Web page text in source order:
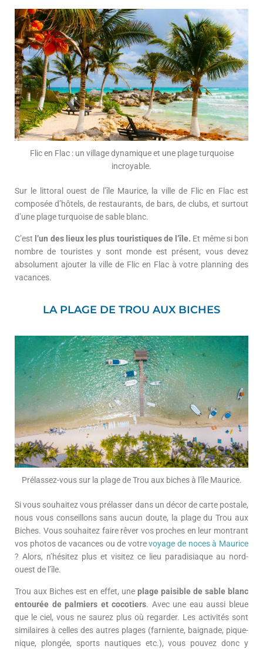
Flic en Flac : un village dynamique et une plage turquoise
incroyable.
Sur le littoral ouest de l’île Maurice, la ville de Flic en Flac est
composée d’hôtels, de restaurants, de bars, de clubs, et surtout
d’une plage turquoise de sable blanc.
C’est l’un des lieux les plus touristiques de l’île. Et même si bon
nombre de touristes y sont monde est présent, vous devez
absolument ajouter la ville de Flic en Flac à votre planning des
vacances.
LA PLAGE DE TROU AUX BICHES
Prélassez-vous sur la plage de Trou aux biches à l'île Maurice.
Si vous souhaitez vous prélasser dans un décor de carte postale,
nous vous conseillons sans aucun doute, la plage du Trou aux
Biches. Vous souhaitez faire rêver vos proches en leur montrant
vos photos de vacances ou de votrevoyage de noces à Maurice
? Alors, n’hésitez plus et visitez ce lieu paradisiaque au nord-
ouest de l’île.
Trou aux Biches est en effet, une plage paisible de sable blanc
entourée de palmiers et cocotiers. Avec une eau aussi bleue
que le ciel, vous ne saurez plus où regarder. Les activités sont
similaires à celles des autres plages (farniente, baignade, pique-
nique, plongée, sports nautiques etc.), vous pouvez donc y